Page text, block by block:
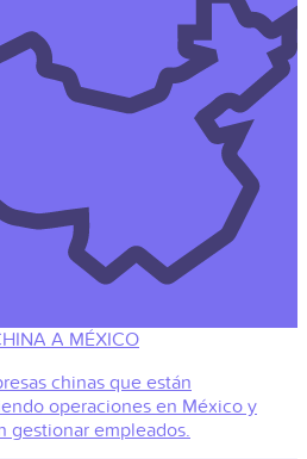
A MÉXICO
chinas que están
operaciones en México y
gestionar empleados.